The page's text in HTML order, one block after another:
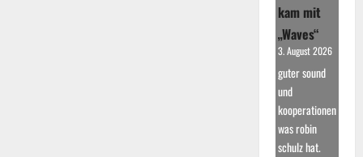
kam mit
„Waves“
3. August 2026
guter sound
und
kooperationen
was robin
schulz hat.